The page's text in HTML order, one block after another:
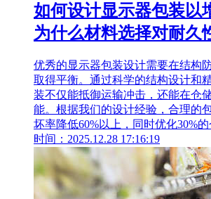
如何设计显示器包装以
为什么材料选择对耐久
优秀的显示器包装设计需要在结构
取得平衡。通过科学的结构设计和
装不仅能抵御运输冲击，还能在仓
能。根据我们的设计经验，合理的
坏率降低60%以上，同时优化30%的
时间：2025.12.28 17:16:19